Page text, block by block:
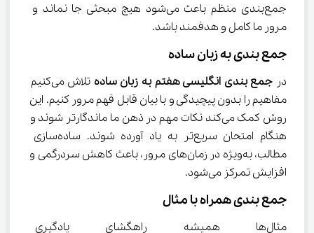
جمع‌بندی منظم باعث می‌شود هیچ مبحثی جا نماند و
مرور ما کامل و هدفمند باشد.
جمع ‌بندی به زبان ساده
در جمع بندی انگلیسی هفتم به زبان ساده
تلاش می‌کنیم
مفاهیم را بدون پیچیدگی و با بیان قابل فهم مرور کنیم. این
روش کمک می‌کند نکات مهم در ذهن ما ماندگارتر شوند و
هنگام امتحان سریع‌تر به یاد آورده شوند. ساده‌سازی
مطالب، به‌ویژه در زمان‌های مرور، باعث کاهش سردرگمی و
افزایش تمرکز می‌شود.
جمع ‌بندی همراه با مثال
مثال‌ها همیشه راهگشای یادگیری هستند. به همین دلیل